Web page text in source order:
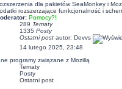
dla pakietów SeaMonkey i
rozszerzające funkcjonalność i
Pomocy?!
289 Tematy
1335 Posty
Ostatni postautor: Devvs
14 lutego 2025, 23:48
programy związane z Mozillą
Tematy
Posty
Ostatni post